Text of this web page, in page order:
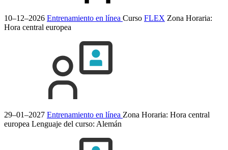
10–12–2026 Entrenamiento en línea Curso FLEX Zona Horaria:
Hora central europea
29–01–2027 Entrenamiento en línea Zona Horaria: Hora central
europea Lenguaje del curso: Alemán